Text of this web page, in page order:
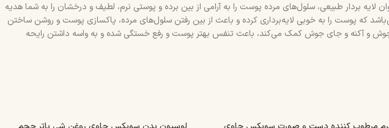
بردار طبیعی، سلول‌های مرده پوست را به آرامی از بین برده و پوستی نرم، لطیف و درخشان را به شما هدیه
که پوست را به خوبی لایه‌برداری کرده و باعث از بین رفتن سلول‌های مرده، پاکسازی پوست و روشن ساختن
بی‌نقص داشته باشید. همچنین اسکراب شکری بلوبری ۴۵۰گرم ژبن پلاس به رفع جوش و آکنه و جای جوش کمک می‌کند، باعث تنفس بهتر پوست و رفع خستگی شده و به واسه داشتن رایحه